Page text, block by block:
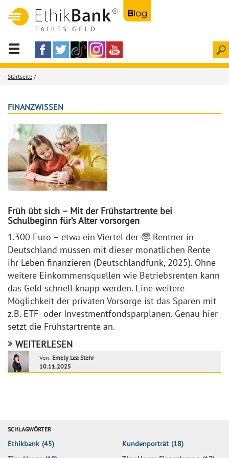
Startseite /
FINANZWISSEN
Früh übt sich – Mit der Frühstartrente bei
Schulbeginn für’s Alter vorsorgen
1.300 Euro – etwa ein Viertel der 🧓 Rentner in
Deutschland müssen mit dieser monatlichen Rente
ihr Leben finanzieren (Deutschlandfunk, 2025). Ohne
weitere Einkommensquellen wie Betriebsrenten kann
das Geld schnell knapp werden. Eine weitere
Möglichkeit der privaten Vorsorge ist das Sparen mit
z.B. ETF- oder Investmentfondsparplänen. Genau hier
setzt die Frühstartrente an.
WEITERLESEN
Von: Emely Lea Stehr
10.11.2025
SCHLAGWÖRTER
Ethikbank (45) Kundenporträt (18)